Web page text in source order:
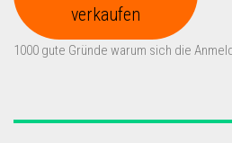
verkaufen
1000 gute Gründe warum sich die